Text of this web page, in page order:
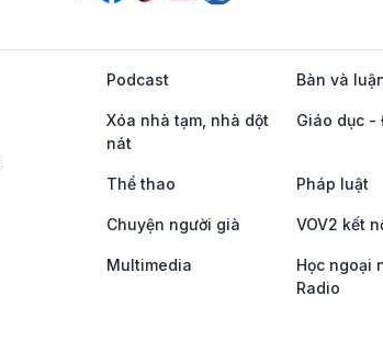
Podcast Bàn và
Xóa nhà tạm, nhà dột
nát
Giáo dục -
Thể thao Pháp luật
Chuyện người già VOV2 kết
Multimedia
Học ngoại
Radio